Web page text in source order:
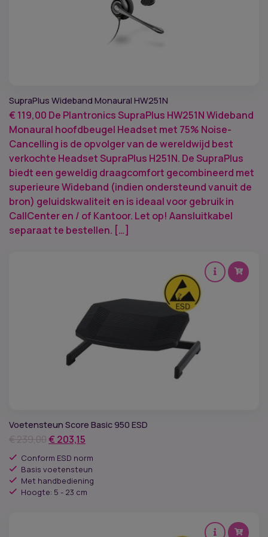
SupraPlus Wideband Monaural HW251N
€ 119,00 De Plantronics SupraPlus HW251N Wideband
Monaural hoofdbeugel Headset met 75% Noise-
Cancelling is de opvolger van de wereldwijd best
verkochte Headset SupraPlus H251N. De SupraPlus
biedt een geweldig draagcomfort gecombineerd met
superieure Wideband (indien ondersteund vanuit de
bron) geluidskwaliteit en is ideaal voor gebruik in
CallCenter en / of Kantoor. Let op! Aansluitkabel
separaat te bestellen. […]
Voetensteun Score Basic 950 ESD
€239,00Oorspronkelijke
prijs
was:
€ 239,00.
€ 203,15
is:
€ 203,15.
Conform ESD norm
Basis voetensteun
Met handbediening
Hoogte: 5 - 23 cm